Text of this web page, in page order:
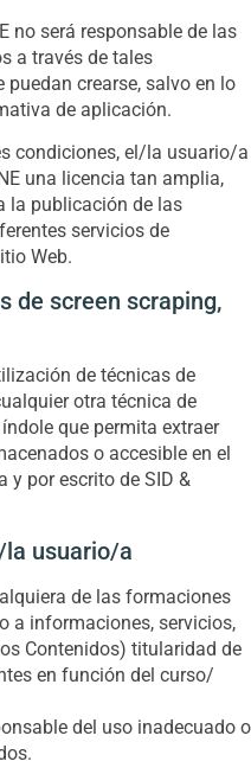
no será responsable de las
a través de tales
crearse, salvo en lo
de aplicación.
condiciones, el/la usuario/a
una licencia tan amplia,
la publicación de las
servicios de
Web.
de screen scraping,
de técnicas de
otra técnica de
que permita extraer
o accesible en el
y por escrito de SID &
la usuario/a
de las formaciones
a informaciones, servicios,
Contenidos) titularidad de
en función del curso/
del uso inadecuado o